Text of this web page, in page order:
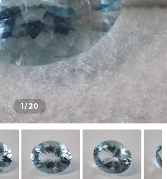
1/20